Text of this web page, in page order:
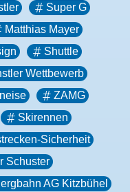
Super G
Matthias Mayer
Shuttle
Wettbewerb
ZAMG
Skirennen
Sicherheit
Schuster
AG Kitzbühel